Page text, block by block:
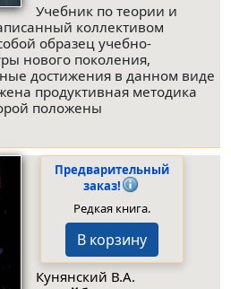
Учебник по теории и
коллективом
образец учебно-
нового поколения,
достижения в данном виде
продуктивная методика
положены
Предварительный
заказ!
Редкая книга.
В корзину
Кунянский В.А.